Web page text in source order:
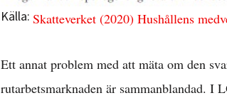
Källa: Skatteverket (2020) Hushållens
Ett annat problem med att mäta om den
rutarbetsmarknaden är sammanblandad. I